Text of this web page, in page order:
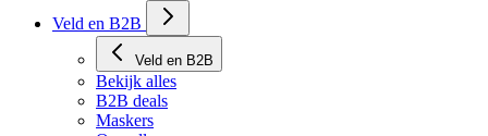
Veld en B2B
Veld en B2B
Bekijk alles
B2B deals
Maskers